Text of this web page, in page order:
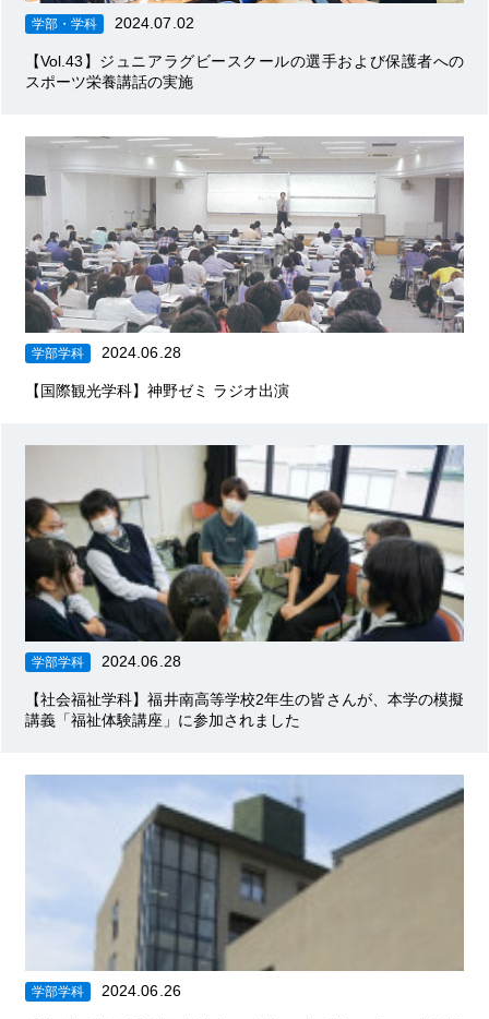
学部・学科 2024.07.02
【Vol.43】ジュニアラグビースクールの選手および保護者への
スポーツ栄養講話の実施
学部学科 2024.06.28
【国際観光学科】神野ゼミ ラジオ出演
学部学科 2024.06.28
【社会福祉学科】福井南高等学校2年生の皆さんが、本学の模擬
講義「福祉体験講座」に参加されました
学部学科 2024.06.26